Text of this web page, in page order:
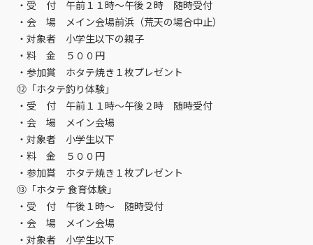
・受 付 午前１１時～午後２時 随時受付
・会 場 メイン会場前浜（荒天の場合中止）
・対象者 小学生以下の親子
・料 金 ５００円
・参加賞 ホタテ焼き１枚プレゼント
⑫「ホタテ釣り体験」
・受 付 午前１１時～午後２時 随時受付
・会 場 メイン会場
・対象者 小学生以下
・料 金 ５００円
・参加賞 ホタテ焼き１枚プレゼント
⑬「ホタテ 食育体験」
・受 付 午後１時～ 随時受付
・会 場 メイン会場
・対象者 小学生以下